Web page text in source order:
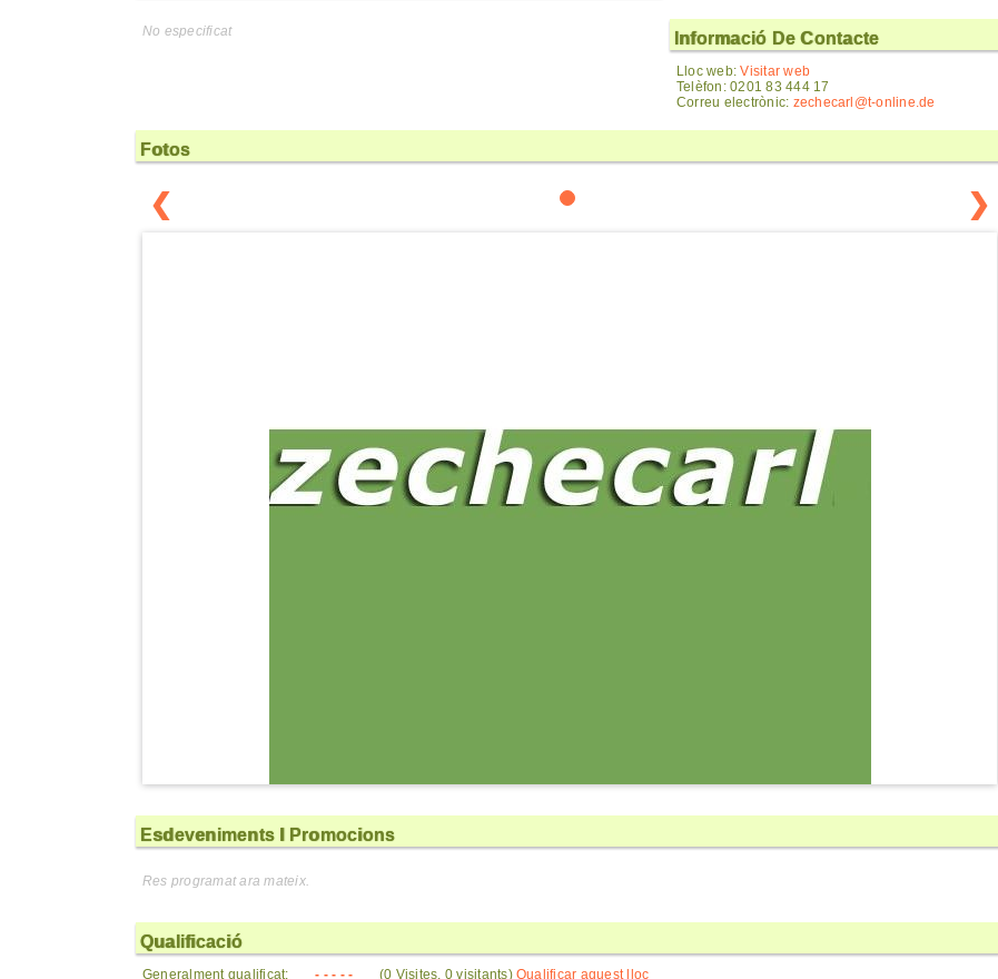
No especificat Informació De Contacte
Lloc web:Visitar web
Telèfon: 0201 83 444 17
Correu electrònic: zechecarl@t-online.de
Fotos
❮ ❯
Esdeveniments I Promocions
Res programat ara mateix.
Qualificació
Generalment qualificat: - - - - - (0 Visites, 0 visitants)Qualificar aquest lloc